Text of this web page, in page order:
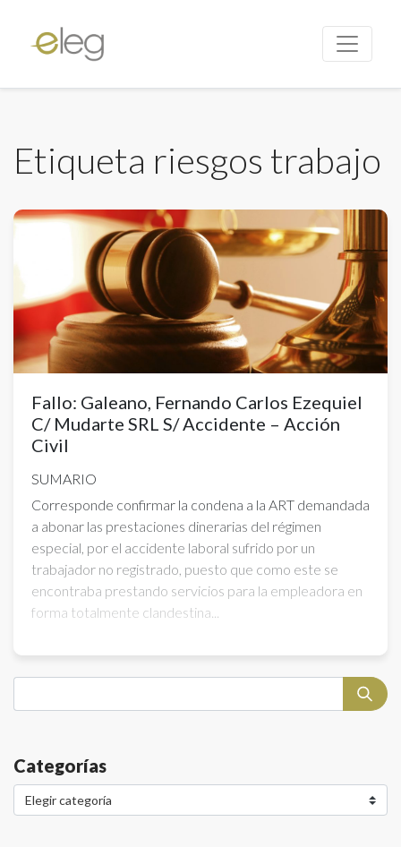
Etiqueta riesgos trabajo
Fallo: Galeano, Fernando Carlos Ezequiel
C/ Mudarte SRL S/ Accidente – Acción
Civil
SUMARIO
Corresponde confirmar la condena a la ART demandada
a abonar las prestaciones dinerarias del régimen
especial, por el accidente laboral sufrido por un
trabajador no registrado, puesto que como este se
encontraba prestando servicios para la empleadora en
forma totalmente clandestina...
Categorías